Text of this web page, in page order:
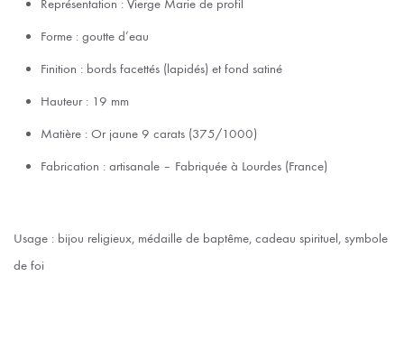
Forme : goutte d’eau
Finition : bords facettés (lapidés) et fond satiné
Hauteur : 19 mm
Matière : Or jaune 9 carats (375/1000)
Fabrication : artisanale – Fabriquée à Lourdes (France)
Usage : bijou religieux, médaille de baptême, cadeau spirituel, symbole
de foi